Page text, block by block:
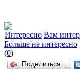
Интересно Вам
Больше не интересно
(0)
Поделиться…